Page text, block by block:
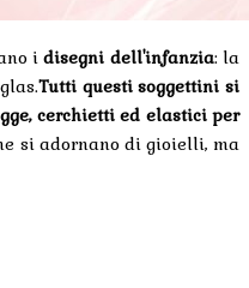
idisegni dell'infanzia: la
Tutti questi soggettini si
cerchietti ed elastici per
si adornano di gioielli, ma